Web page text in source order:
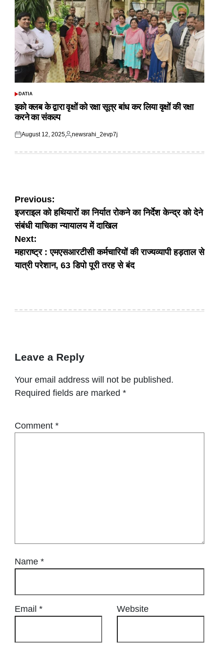
POSTED
DATIA
इको क्लब के द्वारा वृक्षों को रक्षा सूत्र बांध कर लिया वृक्षों की रक्षा
करने का संकल्प
Posted
August 12, 2025
Posted
newsrahi_2evp7j
Post
navigation
Previous:
इजराइल को हथियारों का निर्यात रोकने का निर्देश केन्द्र को देने
संबंधी याचिका न्यायालय में दाखिल
Next:
महाराष्ट्र : एमएसआरटीसी कर्मचारियों की राज्यव्यापी हड़ताल से
यात्री परेशान, 63 डिपो पूरी तरह से बंद
Leave a Reply
Your email address will not be published.
Required fields are marked *
Comment *
Name *
Email * Website